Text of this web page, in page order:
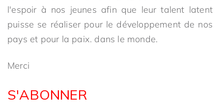
l'espoir à nos jeunes afin que leur talent latent
puisse se réaliser pour le développement de nos
pays et pour la paix. dans le monde.
Merci
S'ABONNER